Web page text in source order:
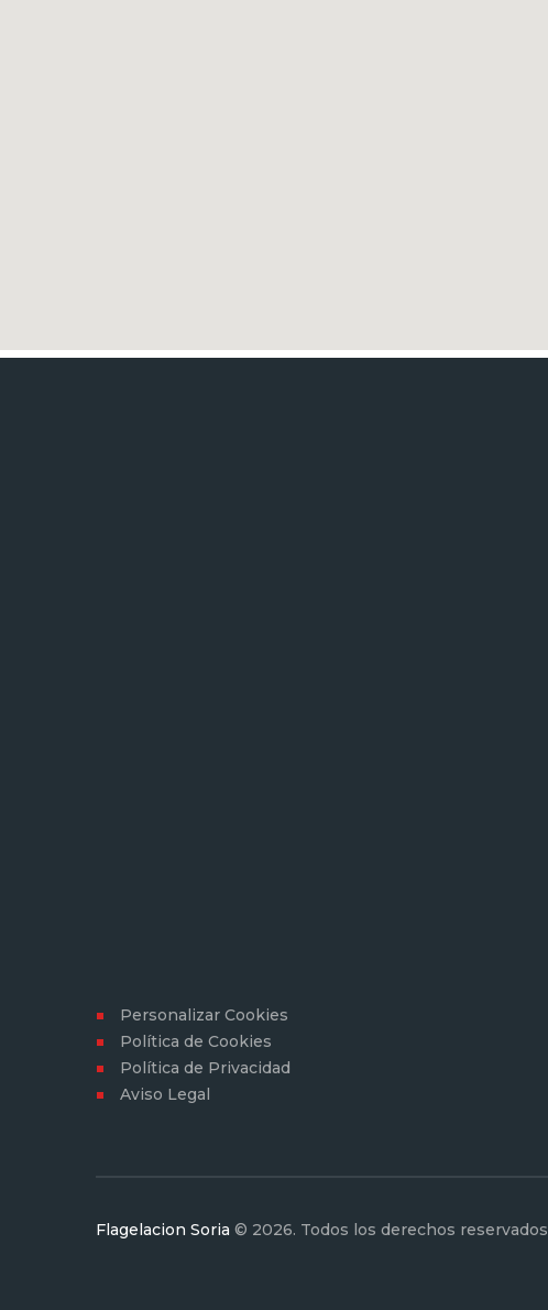
Personalizar Cookies
Política de Cookies
Política de Privacidad
Aviso Legal
Flagelacion Soria © 2026. Todos los derechos reservados